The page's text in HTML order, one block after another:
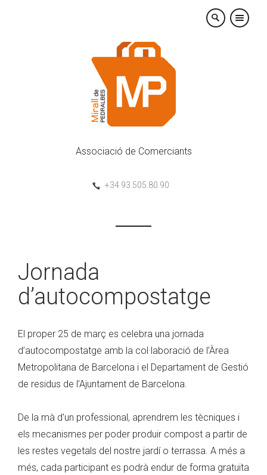
×
Associació de Comerciants
+34 93.505.80.90
Jornada
d’autocompostatge
El proper 25 de març es celebra una jornada
d’autocompostatge amb la col·laboració de l’Àrea
Metropolitana de Barcelona i el Departament de Gestió
de residus de l’Ajuntament de Barcelona.
De la mà d’un professional, aprendrem les tècniques i
els mecanismes per poder produir compost a partir de
les restes vegetals del nostre jardí o terrassa. A més a
més, cada participant es podrà endur de forma gratuïta